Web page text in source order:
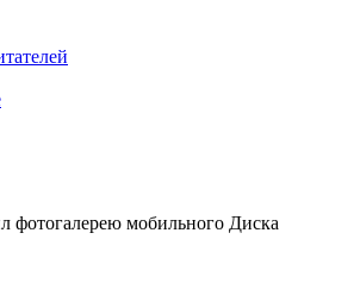
фотогалерею мобильного Диска